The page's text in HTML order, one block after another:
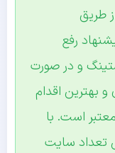
طریق
رفع
و در صورت
بهترین اقدام
است. با
سایت